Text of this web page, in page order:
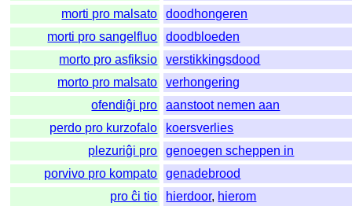
morti pro malsato
doodhongeren
morti pro sangelfluo
doodbloeden
morto pro asfiksio
verstikkingsdood
morto pro malsato
verhongering
ofendiĝi pro
aanstoot nemen aan
perdo pro kurzofalo
koersverlies
plezuriĝi pro
genoegen scheppen in
porvivo pro kompato
genadebrood
pro ĉi tio
hierdoor, hierom